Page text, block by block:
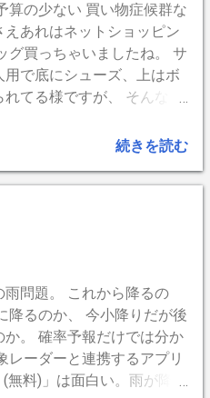
を過ぎる頃には食事も食べ
問題はないが、運動不足に
下は否めない。関節炎、首
をしても痛みや腫れでほぼ
は全身運動らしく何処にも
分程度。基礎が出来てし
なり筋肉量も増えるので基
実年齢を15歳下回る！ ・
体...
算の少ない 買い物症候群な
えあれはネットショッピン
グ買っちゃいましたね。 サ
用で底にシューズ、上はボ
てる様ですが、 そんなこ
ればOK。 ロードバイクで
気になります。 コレは底が
目立ちます。 マチが深く、
point ・三層構造＋ポケ
フレクター 見た目より
point ・特に無し
続きを読む
雨問題。 これから降るの
降るのか、 今小降りだが後
か。 確率予報だけでは分か
レーダーと連携するアプリ
(無料)」は面白い。雨が降り